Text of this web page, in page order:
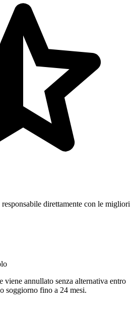
direttamente con le migliori
viene annullato senza alternativa entro
soggiorno fino a 24 mesi.